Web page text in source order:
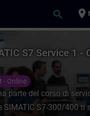
search place
SIMATIC S7
S7 Service 1 -
- Online
parte del corso di
SIMATIC S7-300/400 ti